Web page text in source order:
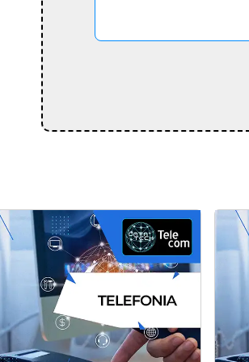
Projeto técnico rede de dados